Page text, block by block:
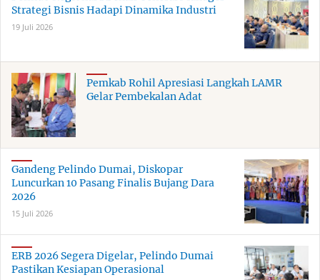
Strategi Bisnis Hadapi Dinamika Industri
19 Juli 2026
Pemkab Rohil Apresiasi Langkah LAMR
Gelar Pembekalan Adat
Gandeng Pelindo Dumai, Diskopar
Luncurkan 10 Pasang Finalis Bujang Dara
2026
15 Juli 2026
ERB 2026 Segera Digelar, Pelindo Dumai
Pastikan Kesiapan Operasional